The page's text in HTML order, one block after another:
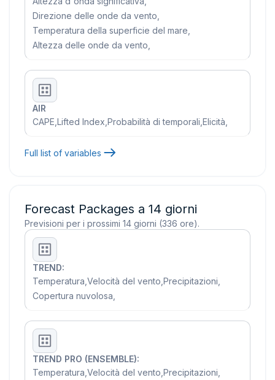
Direzione delle onde da vento
Temperatura della superficie del mare
Altezza delle onde da vento
AIR
CAPE Lifted Index Probabilità di temporali Elicità
Full list of variables
Forecast Packages a 14 giorni
Previsioni per i prossimi 14 giorni (336 ore).
TREND:
Temperatura Velocità del vento Precipitazioni
Copertura nuvolosa
TREND PRO (ENSEMBLE):
Temperatura Velocità del vento Precipitazioni